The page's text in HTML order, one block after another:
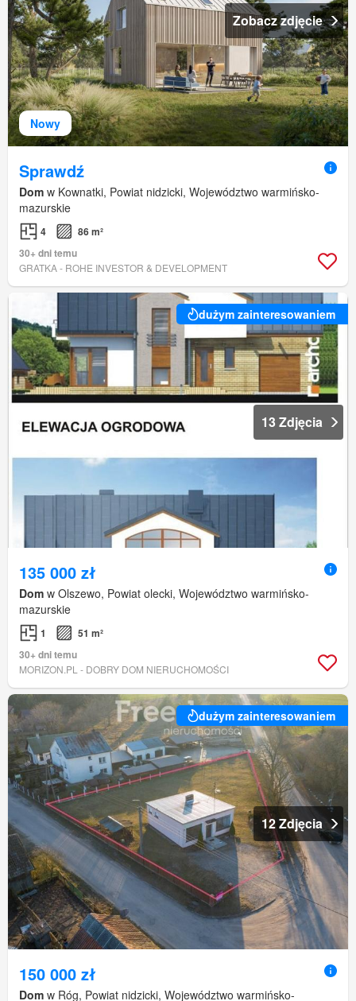
Nowy
Zobacz zdjęcie
Sprawdź
Dom w Kownatki, Powiat nidzicki, Województwo warmińsko-
mazurskie
4
86 m²
30+ dni temu
GRATKA - ROHE INVESTOR & DEVELOPMENT
dużym zainteresowaniem
13 Zdjęcia
135 000 zł
Dom w Olszewo, Powiat olecki, Województwo warmińsko-
mazurskie
1
51 m²
30+ dni temu
MORIZON.PL - DOBRY DOM NIERUCHOMOŚCI
dużym zainteresowaniem
12 Zdjęcia
150 000 zł
Dom w Róg, Powiat nidzicki, Województwo warmińsko-